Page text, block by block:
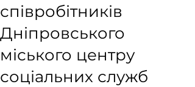
співробітників
Дніпровського
міського центру
соціальних служб